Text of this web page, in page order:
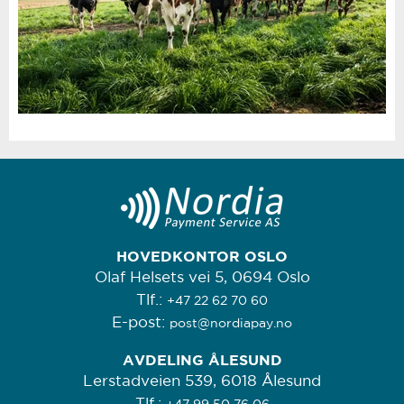
HOVEDKONTOR OSLO
Olaf Helsets vei 5, 0694 Oslo
Tlf.: +47 22 62 70 60
E-post: post@nordiapay.no
AVDELING ÅLESUND
Lerstadveien 539, 6018 Ålesund